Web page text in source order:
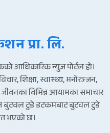
प्रा. लि.
आधिकारिक न्युज पोर्टल हो।
शिक्षा, स्वास्थ्य, मनोरञ्जन,
विभिन्न आयामका समाचार
बुटवल टुडे डटकमबाट बुटवल टुडे
भएको छ।